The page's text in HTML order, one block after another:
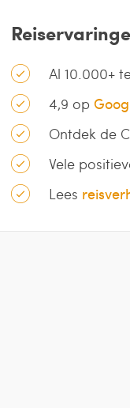
Al 10.000+
4,9 op
Ontdek de
Vele
Lees